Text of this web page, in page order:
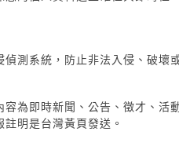
測系統，防止非法入侵、破壞
為即時新聞、公告、徵才、
明是台灣黃頁發送。